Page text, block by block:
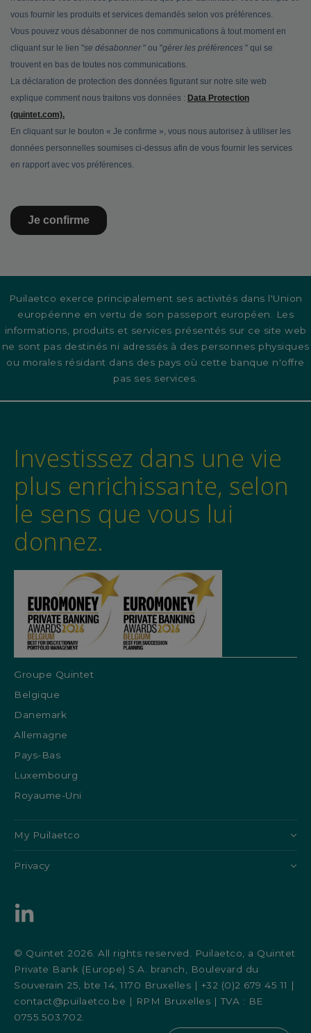
Puilaetco exerce principalement ses activités dans l'Union
européenne en vertu de son passeport européen. Les
informations, produits et services présentés sur ce site web
ne sont pas destinés ni adressés à des personnes physiques
ou morales résidant dans des pays où cette banque n'offre
pas ses services.
Investissez dans une vie
plus enrichissante, selon
le sens que vous lui
donnez.
Groupe Quintet
Belgique
Danemark
Allemagne
Pays-Bas
Luxembourg
Royaume-Uni
My Puilaetco
Privacy
© Quintet 2026. All rights reserved. Puilaetco, a Quintet
Private Bank (Europe) S.A. branch, Boulevard du
Souverain 25, bte 14, 1170 Bruxelles | +32 (0)2 679 45 11 |
contact@puilaetco.be | RPM Bruxelles | TVA : BE
0755.503.702.